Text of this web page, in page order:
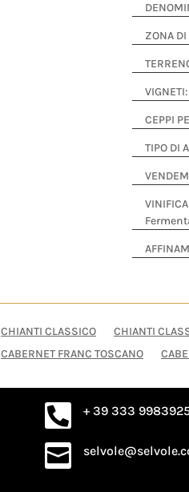
ZONA
CEPPI
TIPO DI
CHIANTI CLASSICO CHIANTI
CABERNET FRANC TOSCANO
 + 39 333
